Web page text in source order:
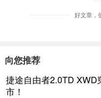
好文章，
向您推荐
捷途自由者2.0TD XWD
市！